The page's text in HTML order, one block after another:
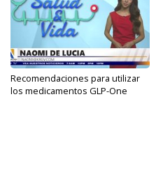
Recomendaciones para utilizar
los medicamentos GLP-One